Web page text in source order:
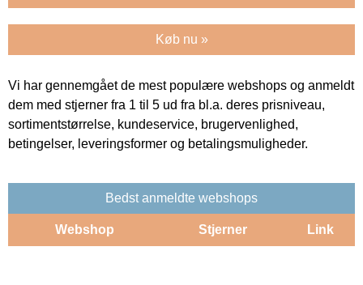
Køb nu »
Vi har gennemgået de mest populære webshops og anmeldt
dem med stjerner fra 1 til 5 ud fra bl.a. deres prisniveau,
sortimentstørrelse, kundeservice, brugervenlighed,
betingelser, leveringsformer og betalingsmuligheder.
Bedst anmeldte webshops
Webshop Stjerner Link